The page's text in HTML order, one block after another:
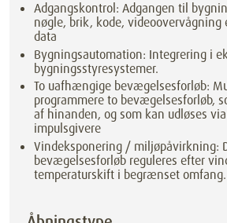
Adgangskontrol: Adgangen til
nøgle, brik, kode, videoovervågning
data
Bygningsautomation: Integrering i
bygningsstyresystemer.
To uafhængige bevægelsesforløb:
programmere to bevægelsesforløb,
af hinanden, og som kan udløses
impulsgivere
Vindeksponering / miljøpåvirkning:
bevægelsesforløb reguleres efter
temperaturskift i begrænset omfang.